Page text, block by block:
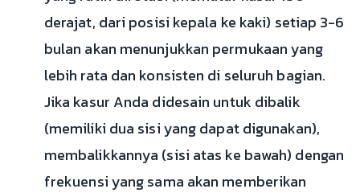
derajat, dari posisi kepala ke kaki) setiap 3-6
bulan akan menunjukkan permukaan yang
lebih rata dan konsisten di seluruh bagian.
Jika kasur Anda didesain untuk dibalik
(memiliki dua sisi yang dapat digunakan),
membalikkannya (sisi atas ke bawah) dengan
frekuensi yang sama akan memberikan